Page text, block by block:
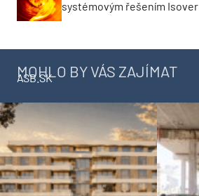
systémovým řešením Isover
MOHLO BY VÁS ZAJÍMAT
ASB.SK